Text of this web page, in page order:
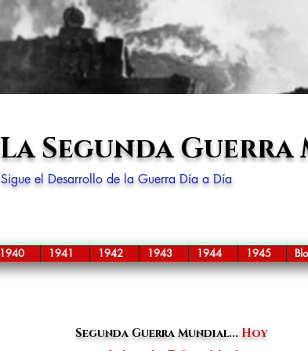
La Segunda
Sigue el Desarrollo de la Guerra Día a Día
1940 1941 1942 1943 1944 1945
Segunda Guerra Mundial... Hoy